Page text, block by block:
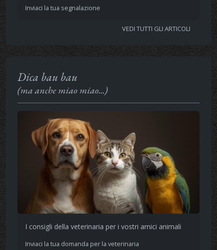
Inviaci la tua segnalazione
VEDI TUTTI GLI ARTICOLI
Dica bau bau
(ma anche miao miao...)
I consigli della veterinaria per i vostri amici animali
Inviaci la tua domanda per la veterinaria